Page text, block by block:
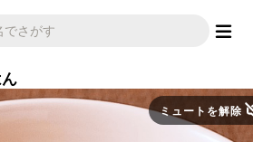
ミュートを解除